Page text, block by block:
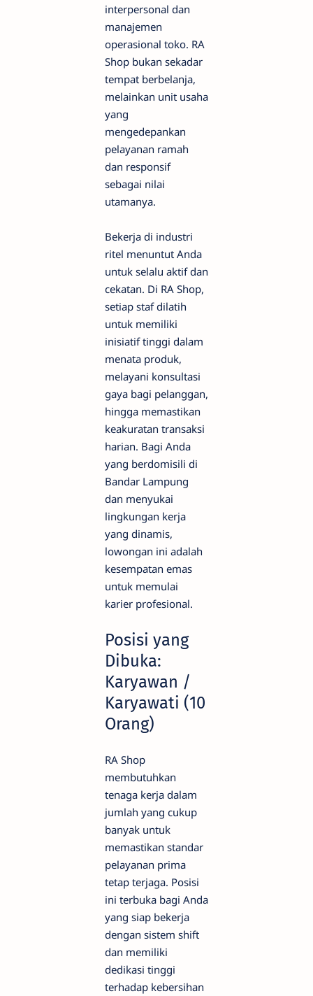
interpersonal dan
manajemen
operasional toko. RA
Shop bukan sekadar
tempat berbelanja,
melainkan unit usaha
yang
mengedepankan
pelayanan ramah
dan responsif
sebagai nilai
utamanya.
Bekerja di industri
ritel menuntut Anda
untuk selalu aktif dan
cekatan. Di RA Shop,
setiap staf dilatih
untuk memiliki
inisiatif tinggi dalam
menata produk,
melayani konsultasi
gaya bagi pelanggan,
hingga memastikan
keakuratan transaksi
harian. Bagi Anda
yang berdomisili di
Bandar Lampung
dan menyukai
lingkungan kerja
yang dinamis,
lowongan ini adalah
kesempatan emas
untuk memulai
karier profesional.
Posisi yang
Dibuka:
Karyawan /
Karyawati (10
Orang)
RA Shop
membutuhkan
tenaga kerja dalam
jumlah yang cukup
banyak untuk
memastikan standar
pelayanan prima
tetap terjaga. Posisi
ini terbuka bagi Anda
yang siap bekerja
dengan sistem shift
dan memiliki
dedikasi tinggi
terhadap kebersihan